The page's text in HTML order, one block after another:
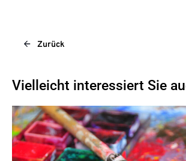
Zurück
Vielleicht interessiert Sie